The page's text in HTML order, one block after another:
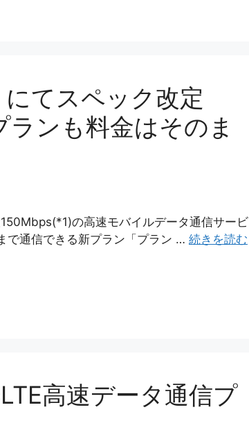
てスペック改定
ンも料金はそのま
の高速モバイルデータ通信サービ
で通信できる新プラン「プラン … 続きを読む
高速データ通信プ